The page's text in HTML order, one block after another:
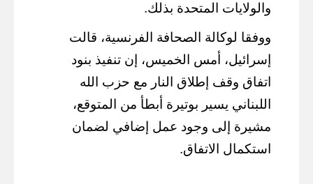
والولايات المتحدة بذلك.
ووفقا لوكالة الصحافة الفرنسية، قالت
إسرائيل، أمس الخميس، إن تنفيذ بنود
اتفاق وقف إطلاق النار مع حزب الله
اللبناني يسير بوتيرة أبطأ من المتوقع،
مشيرة إلى وجود عمل إضافي لضمان
استكمال الاتفاق.